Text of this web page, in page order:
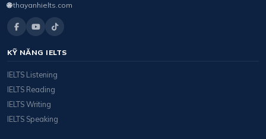
🌐 thayanhielts.com
KỸ NĂNG IELTS
IELTS Listening
IELTS Reading
IELTS Writing
IELTS Speaking